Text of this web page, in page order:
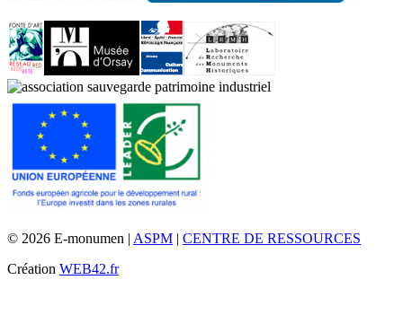
© 2026 E-monumen | ASPM | CENTRE DE RESSOURCES
Création WEB42.fr